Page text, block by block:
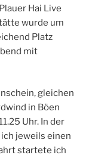
Hai Live
wurde um
Platz
mit
gleichen
in Böen
Uhr. In der
jeweils einen
startete ich